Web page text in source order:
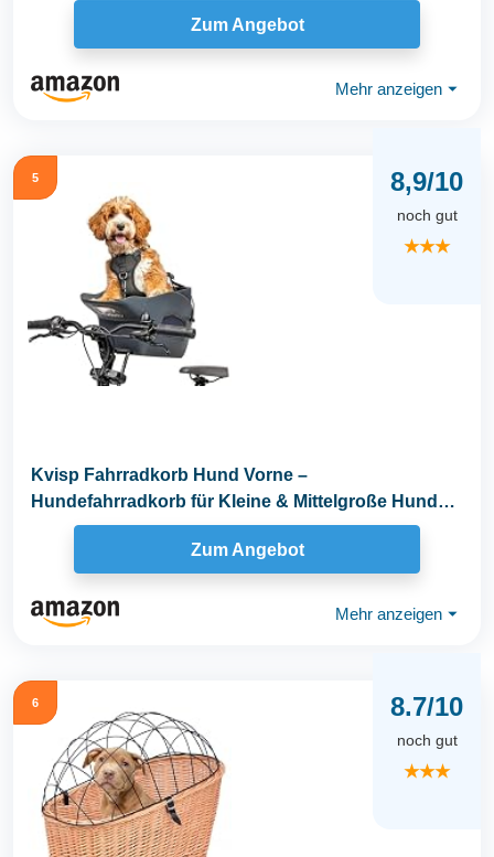
Zum Angebot
Mehr anzeigen ⏷
5 8,9/10
noch gut
★★★
Kvisp Fahrradkorb Hund Vorne –
Hundefahrradkorb für Kleine & Mittelgroße Hunde
bis 12 kg...
Zum Angebot
Mehr anzeigen ⏷
6 8.7/10
noch gut
★★★